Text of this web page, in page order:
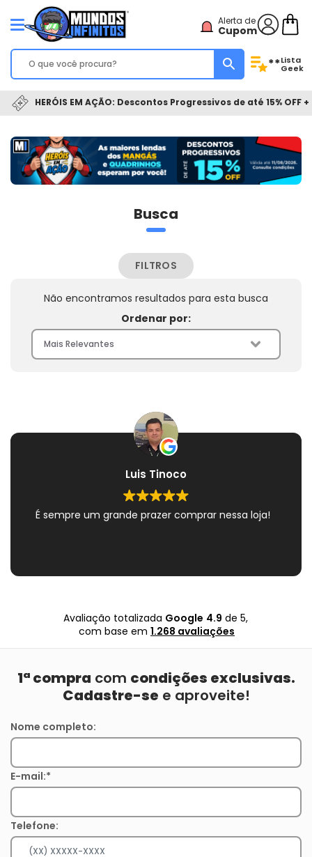
Alerta de
Cupom
**Lista
Geek
HERÓIS EM AÇÃO: Descontos Progressivos de até 15% OFF
Busca
FILTROS
Não encontramos resultados para esta busca
Ordenar por:
Luis Tinoco
É sempre um grande prazer comprar nessa loja!
Avaliação totalizada Google 4.9 de 5,
com base em 1.268 avaliações